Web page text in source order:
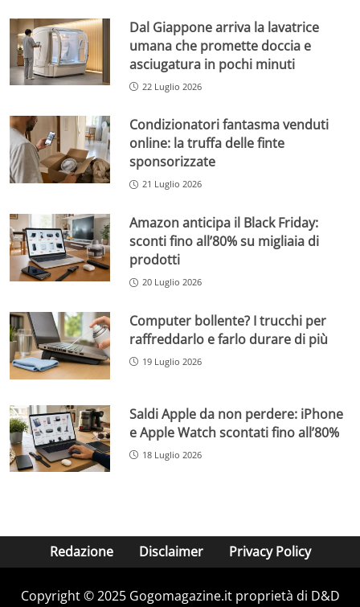
Dal Giappone arriva la lavatrice
umana che promette doccia e
asciugatura in pochi minuti
22 Luglio 2026
Condizionatori fantasma venduti
online: la truffa delle finte
sponsorizzate
21 Luglio 2026
Amazon anticipa il Black Friday:
sconti fino all’80% su migliaia di
prodotti
20 Luglio 2026
Computer bollente? I trucchi per
raffreddarlo e farlo durare di più
19 Luglio 2026
Saldi Apple da non perdere: iPhone
e Apple Watch scontati fino all’80%
18 Luglio 2026
Redazione Disclaimer Privacy Policy
Copyright © 2025 Gogomagazine.it proprietà di D&D